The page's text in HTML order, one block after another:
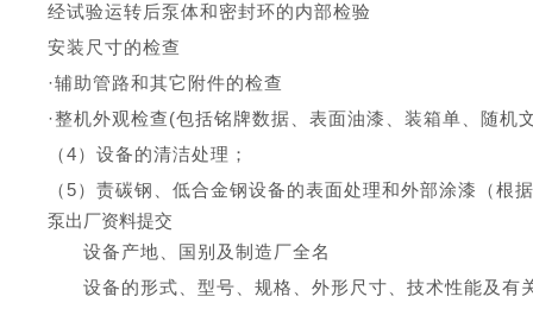
经试验运转后泵体和密封环的内部检验
安装尺寸的检查
·辅助管路和其它附件的检查
·整机外观检查(包括铭牌数据、表面油漆、装箱单、随机
（4）设备的清洁处理；
（ 5）责碳钢、低合金钢设备的表面处理和外部涂漆（根
泵出厂资料提交
设备产地、国别及制造厂全名
设备的形式、型号、规格、外形尺寸、技术性能及有